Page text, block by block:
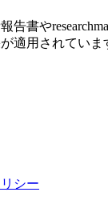
書や
適用されてい
シー